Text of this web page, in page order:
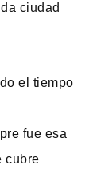
ciudad
el tiempo
fue esa
cubre